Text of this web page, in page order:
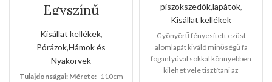
Egyszínű
neoprén
kézipóráz
(Közepes méret)
Kisállat kellékek,
Pórázok,Hámok és
Nyakörvek
Tulajdonságai: Mérete:-110cm
piszokszedők,lapátok,
Kisállat kellékek
Gyönyörű fényesített ezüst
alomlapát kiváló minőségű fa
fogantyúval sokkal könnyebben
kilehet vele tisztítani az